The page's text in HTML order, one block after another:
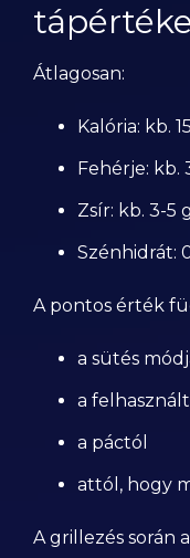
Átlagosan:
Kalória: kb.
Fehérje: kb.
Zsír: kb. 3-5 g
Szénhidrát:
A pontos érték
a sütés
a
a páctól
attól, hogy
A grillezés során